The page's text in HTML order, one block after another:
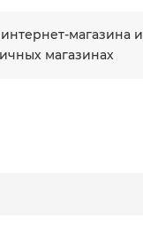
магазина и
магазинах